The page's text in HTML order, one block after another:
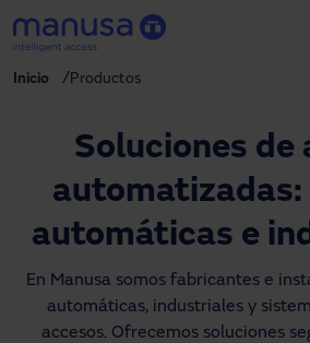
Pasar al contenido principal
Productos y sectores
Servicios
Prescripción
Proyectos
Blog
Inicio Productos
Soluciones de
automáticas e
En Manusa somos fabricantes e
automáticas, industriales y
accesos. Ofrecemos soluciones